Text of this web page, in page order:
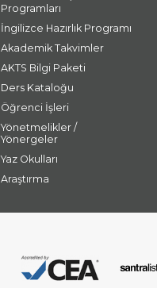
Programları
İngilizce Hazırlık Programı
Akademik Takvimler
AKTS Bilgi Paketi
Ders Kataloğu
Öğrenci İşleri
Yönetmelikler /
Yönergeler
Yaz Okulları
Araştırma